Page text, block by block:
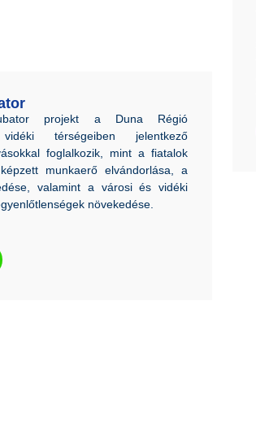
projekt a Duna Régió
vidéki térségeiben jelentkező
foglalkozik, mint a fiatalok
munkaerő elvándorlása, a
valamint a városi és vidéki
növekedése.